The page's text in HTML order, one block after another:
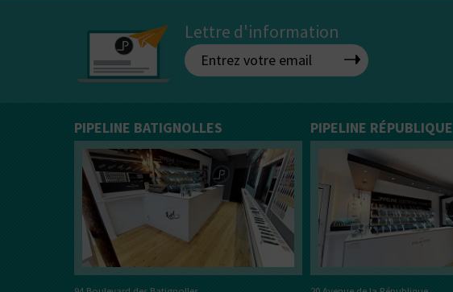
Lettre d'information
PIPELINE BATIGNOLLES PIPELINE RÉPUBLIQUE